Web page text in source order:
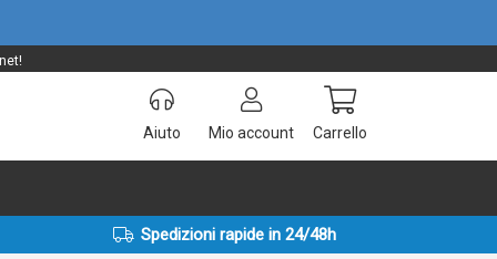
Aiuto Mio account Carrello
Spedizioni rapide in 24/48h